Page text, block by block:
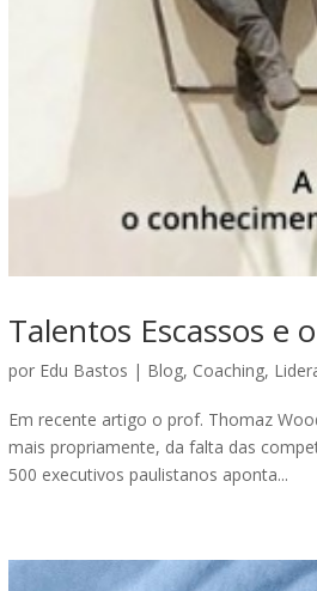
Talentos Escassos e
por Edu Bastos | Blog, Coaching,
Em recente artigo o prof. Thomaz
mais propriamente, da falta das
500 executivos paulistanos aponta...